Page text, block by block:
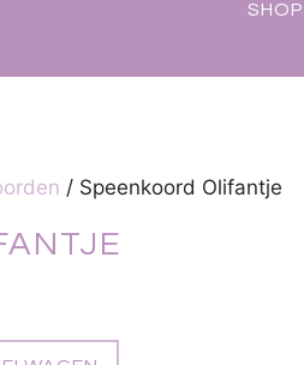
SHOP
/ Speenkoord Olifantje